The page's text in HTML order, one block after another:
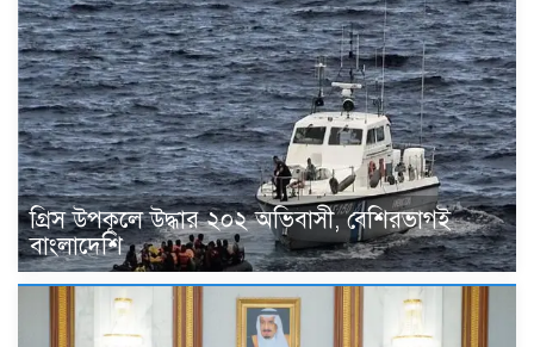
গ্রিস উপকূলে উদ্ধার ২০২ অভিবাসী, বেশিরভাগই
বাংলাদেশি